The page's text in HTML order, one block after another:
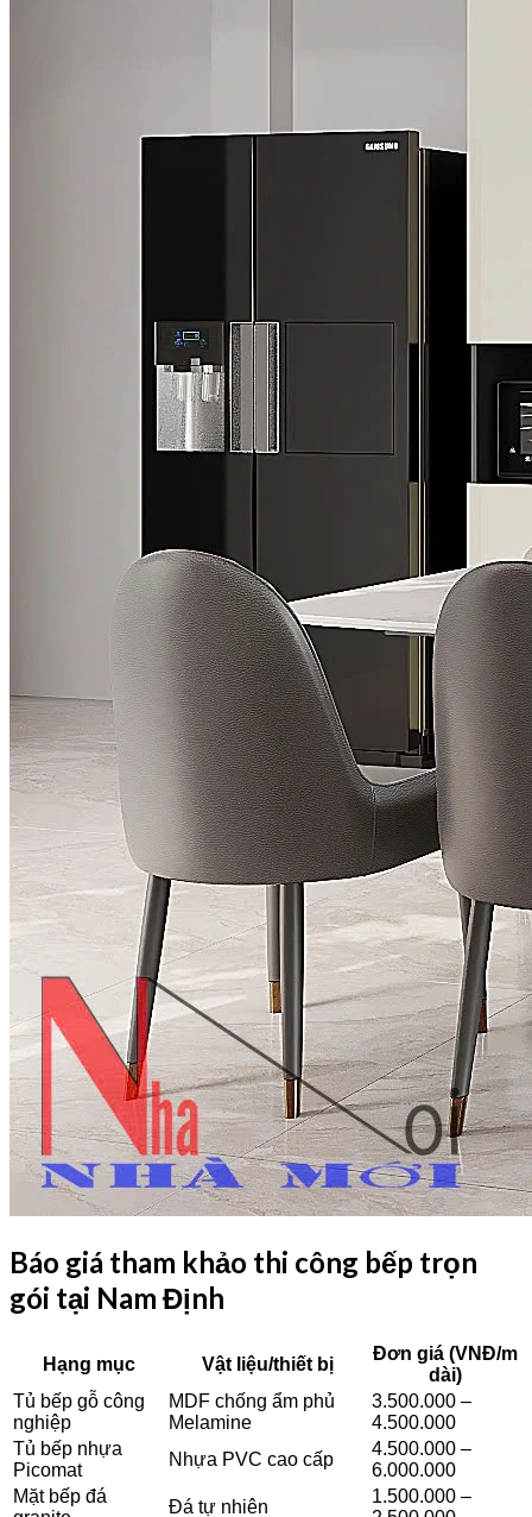
Báo giá tham khảo thi công bếp trọn
gói tại Nam Định
Hạng mục Vật liệu/thiết bị
Đơn giá (VNĐ/m
dài)
Tủ bếp gỗ công
nghiệp
MDF chống ẩm phủ
Melamine
3.500.000 –
4.500.000
Tủ bếp nhựa
Picomat
Nhựa PVC cao cấp
4.500.000 –
6.000.000
Mặt bếp đá
Đá tự nhiên
1.500.000 –